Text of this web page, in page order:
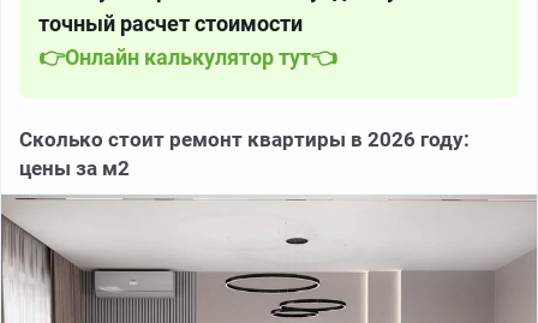
точный расчет стоимости
👉Онлайн калькулятор тут👈
Сколько стоит ремонт квартиры в 2026 году:
цены за м2